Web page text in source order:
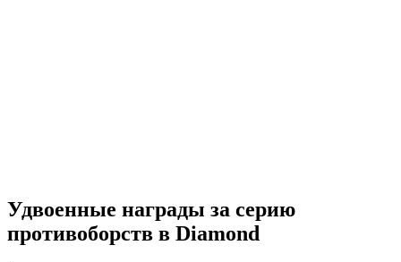
Удвоенные награды за серию
противоборств в Diamond